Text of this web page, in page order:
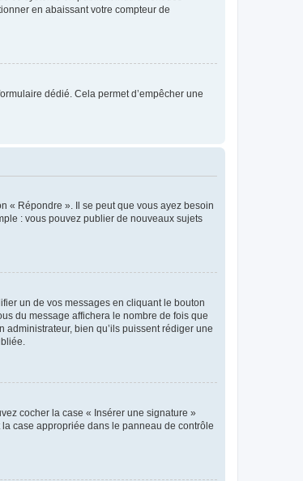
en abaissant votre compteur de
dédié. Cela permet d’empêcher une
« Répondre ». Il se peut que vous ayez besoin
: vous pouvez publier de nouveaux sujets
un de vos messages en cliquant le bouton
du message affichera le nombre de fois que
administrateur, bien qu’ils puissent rédiger une
cocher la case « Insérer une signature »
case appropriée dans le panneau de contrôle